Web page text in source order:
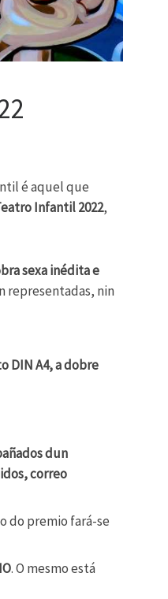
é aquel que
Infantil 2022,
sexa inédita e
representadas, nin
DIN A4, a dobre
dun
correo
do premio fará-se
. O mesmo está